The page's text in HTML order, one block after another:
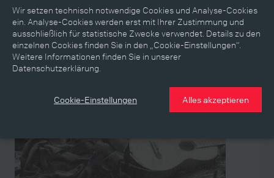
Zeitbild Zeitreise Landkarte Erinnerungen
Mediathek Textmodus
Themen Zeiträume Aspekte
Wir setzen technisch notwendige Cookies und Analyse-Cookies
ein. Analyse-Cookies werden erst mit Ihrer Zustimmung und
ausschließlich für statistische Zwecke verwendet. Details zu den
einzelnen Cookies finden Sie in den „Cookie-Einstellungen“.
Weitere Informationen finden Sie in unserer
Datenschutzerklärung.
Cookie-Einstellungen Alles akzeptieren